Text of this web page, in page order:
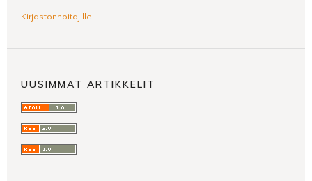
Kirjastonhoitajille
UUSIMMAT ARTIKKELIT